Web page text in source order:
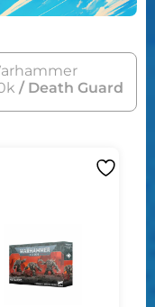
/ Death Guard